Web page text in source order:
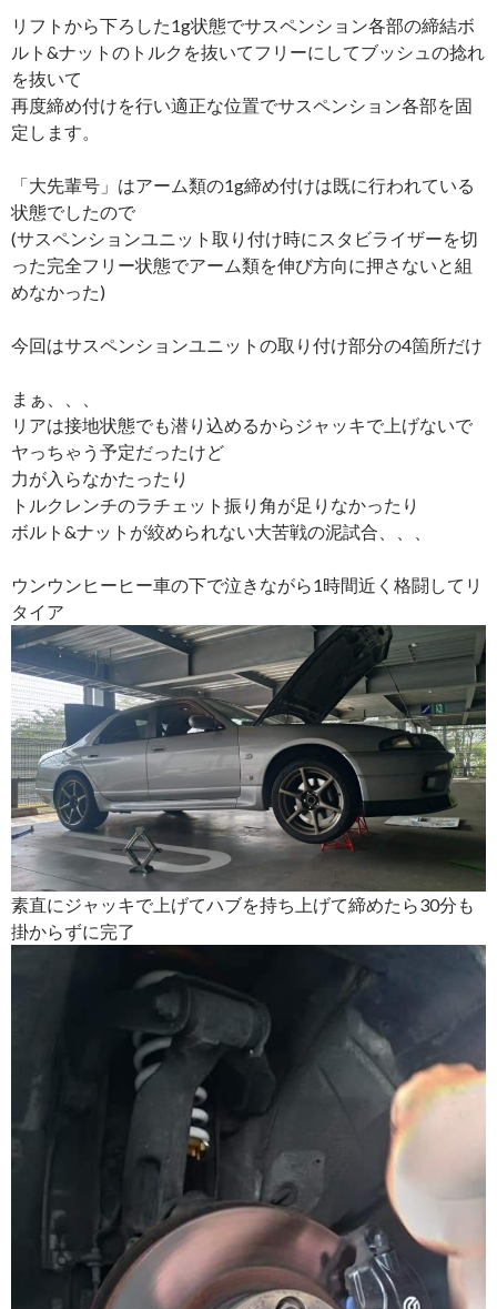
リフトから下ろした1g状態でサスペンション各部の締結ボ
ルト&ナットのトルクを抜いてフリーにしてブッシュの捻れ
を抜いて
再度締め付けを行い適正な位置でサスペンション各部を固
定します。
「大先輩号」はアーム類の1g締め付けは既に行われている
状態でしたので
(サスペンションユニット取り付け時にスタビライザーを切
った完全フリー状態でアーム類を伸び方向に押さないと組
めなかった)
今回はサスペンションユニットの取り付け部分の4箇所だけ
まぁ、、、
リアは接地状態でも潜り込めるからジャッキで上げないで
ヤっちゃう予定だったけど
力が入らなかたったり
トルクレンチのラチェット振り角が足りなかったり
ボルト&ナットが絞められない大苦戦の泥試合、、、
ウンウンヒーヒー車の下で泣きながら1時間近く格闘してリ
タイア
素直にジャッキで上げてハブを持ち上げて締めたら30分も
掛からずに完了